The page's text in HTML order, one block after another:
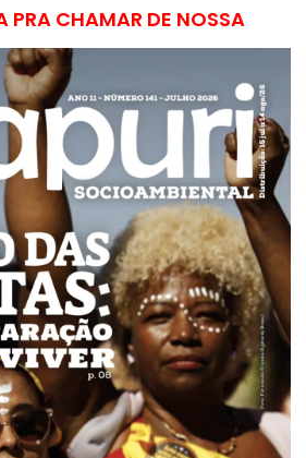
PRA CHAMAR DE NOSSA